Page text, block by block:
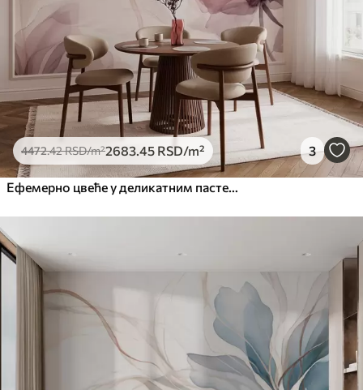
4472.42RSD/m²2683.45 RSD/m² 3
Ефемерно цвеће у деликатним пастелним бојама